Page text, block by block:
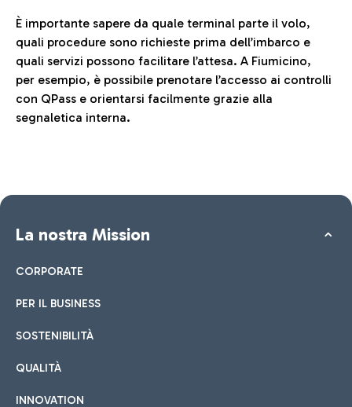
È importante sapere da quale terminal parte il volo,
quali procedure sono richieste prima dell’imbarco e
quali servizi possono facilitare l’attesa. A Fiumicino,
per esempio, è possibile prenotare l’accesso ai controlli
con QPass e orientarsi facilmente grazie alla
segnaletica interna.
La nostra Mission
CORPORATE
PER IL BUSINESS
SOSTENIBILITÀ
QUALITÀ
INNOVATION